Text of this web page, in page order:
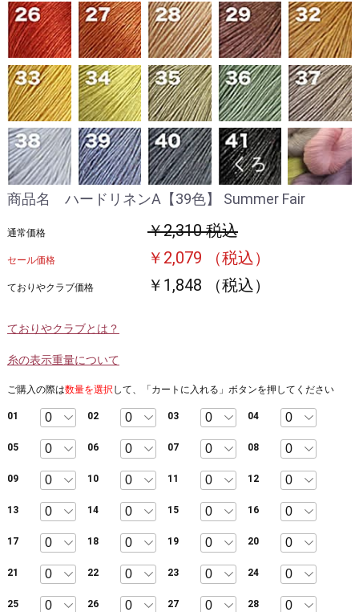
商品名 ハードリネンA【39色】 Summer Fair
通常価格 ￥2,310 税込
セール価格 ￥2,079 （税込）
ておりやクラブ価格 ￥1,848 （税込）
ておりやクラブとは？
糸の表示重量について
ご購入の際は数量を選択 して、「カートに入れる」ボタンを押してください
01 02 03 04
05 06 07 08
09 10 11 12
13 14 15 16
17 18 19 20
21 22 23 24
25 26 27 28